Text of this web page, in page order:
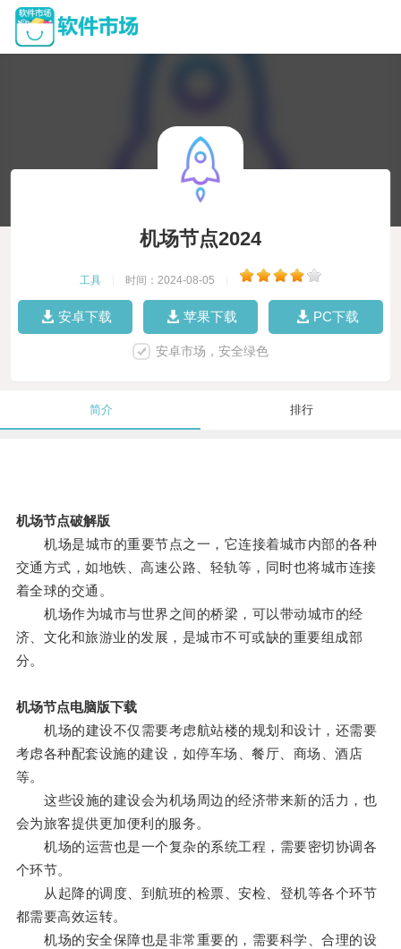
机场节点2024
工具 时间：2024-08-05
安卓下载 苹果下载 PC下载
安卓市场，安全绿色
简介 排行
机场节点破解版
机场是城市的重要节点之一，它连接着城市内部的各种
交通方式，如地铁、高速公路、轻轨等，同时也将城市连接
着全球的交通。
机场作为城市与世界之间的桥梁，可以带动城市的经
济、文化和旅游业的发展，是城市不可或缺的重要组成部
分。
机场节点电脑版下载
机场的建设不仅需要考虑航站楼的规划和设计，还需要
考虑各种配套设施的建设，如停车场、餐厅、商场、酒店
等。
这些设施的建设会为机场周边的经济带来新的活力，也
会为旅客提供更加便利的服务。
机场的运营也是一个复杂的系统工程，需要密切协调各
个环节。
从起降的调度、到航班的检票、安检、登机等各个环节
都需要高效运转。
机场的安全保障也是非常重要的，需要科学、合理的设